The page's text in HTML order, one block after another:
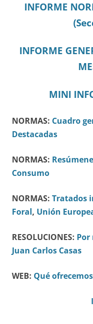
INFORME
INFORME
MINI
NORMAS: Cuadro
Destacadas
NORMAS:
Consumo
NORMAS: Tratados
Foral, Unión
RESOLUCIONES: Por
Juan Carlos Casas
WEB: Qué ofrecemos